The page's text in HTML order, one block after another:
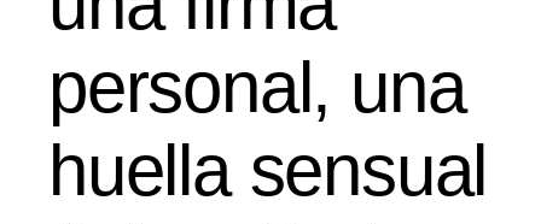
personal, una
huella sensual